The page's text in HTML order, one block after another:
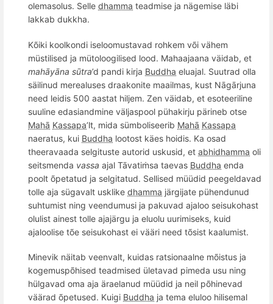
olemasolus. Selle dhamma teadmise ja nägemise läbi
lakkab dukkha.
Kõiki koolkondi iseloomustavad rohkem või vähem
müstilised ja mütoloogilised lood. Mahaajaana väidab, et
mahāyāna sūtra’d pandi kirja Buddha eluajal. Suutrad olla
säilinud merealuses draakonite maailmas, kust Nāgārjuna
need leidis 500 aastat hiljem. Zen väidab, et esoteeriline
suuline edasiandmine väljaspool pühakirju pärineb otse
Mahā Kassapa’lt, mida sümboliseerib Mahā Kassapa
naeratus, kui Buddha lootost käes hoidis. Ka osad
theeravaada selgituste autorid uskusid, et abhidhamma oli
seitsmenda vassa ajal Tāvatiṁsa taevas Buddha enda
poolt õpetatud ja selgitatud. Sellised müüdid peegeldavad
tolle aja sügavalt usklike dhamma järgijate pühendunud
suhtumist ning veendumusi ja pakuvad ajaloo seisukohast
olulist ainest tolle ajajärgu ja eluolu uurimiseks, kuid
ajaloolise tõe seisukohast ei vääri need tõsist kaalumist.
Minevik näitab veenvalt, kuidas ratsionaalne mõistus ja
kogemuspõhised teadmised ületavad pimeda usu ning
hülgavad oma aja äraelanud müüdid ja neil põhinevad
väärad õpetused. Kuigi Buddha ja tema eluloo hilisemal